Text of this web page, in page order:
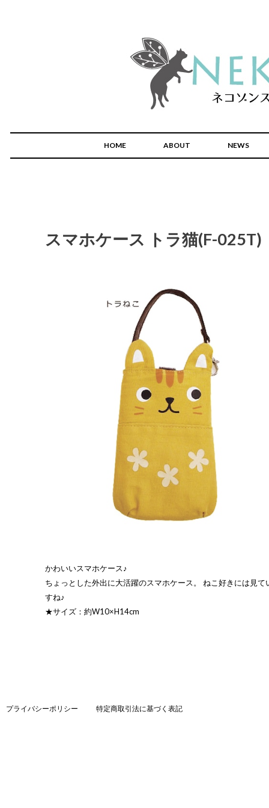
HOME ABOUT NEWS
スマホケース トラ猫(F-025T)
かわいいスマホケース♪
ちょっとした外出に大活躍のスマホケース。 ねこ好きには見て
すね♪
★サイズ：約W10×H14cm
プライバシーポリシー 特定商取引法に基づく表記